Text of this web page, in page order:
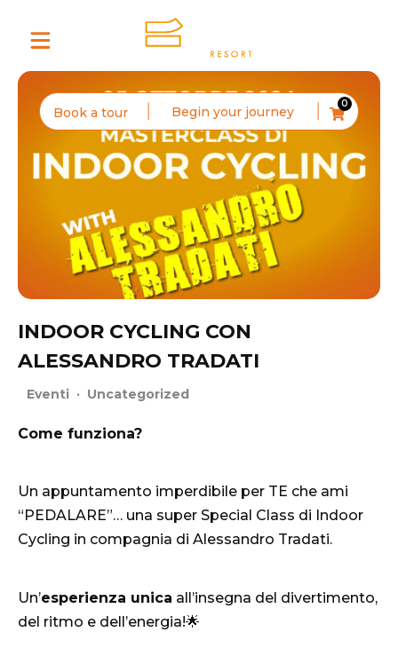
Book a tour Begin your journey 0
INDOOR CYCLING CON
ALESSANDRO TRADATI
Eventi · Uncategorized
Come funziona?
Un appuntamento imperdibile per TE che ami
“PEDALARE”… una super Special Class di Indoor
Cycling in compagnia di Alessandro Tradati.
Un’esperienza unica all’insegna del divertimento,
del ritmo e dell’energia!🌟